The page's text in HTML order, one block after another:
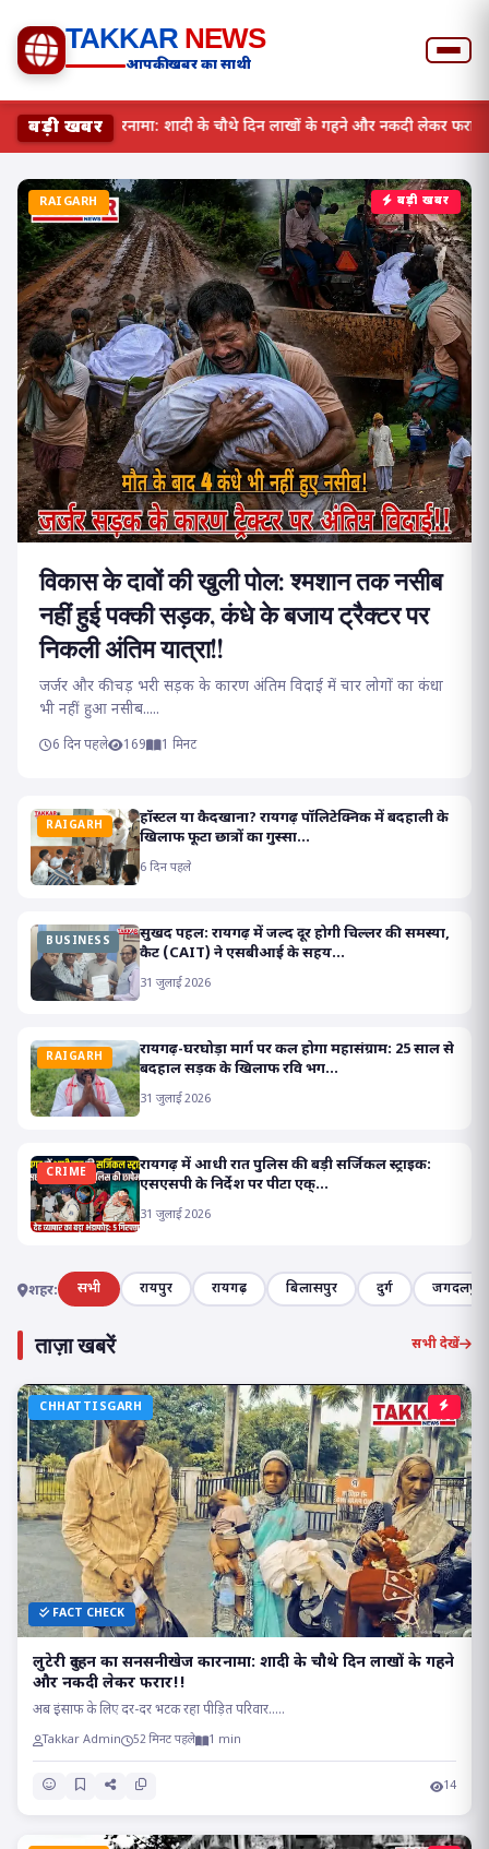
TAKKAR NEWS
आपकी खबर का साथी
बड़ी खबरलुटेरी दुल्हन का सनसनीखेज कारनामा: शादी के चौथे दिन लाखों के गहने
बड़ी खबर
RAIGARH
विकास के दावों की खुली पोल: श्मशान तक नसीब
नहीं हुई पक्की सड़क, कंधे के बजाय ट्रैक्टर पर
निकली अंतिम यात्रा!!
जर्जर और कीचड़ भरी सड़क के कारण अंतिम विदाई में चार लोगों का कंधा
भी नहीं हुआ नसीब.....
6 दिन पहले 169 1 मिनट
RAIGARH
हॉस्टल या कैदखाना? रायगढ़ पॉलिटेक्निक में बदहाली के
खिलाफ फूटा छात्रों का गुस्सा...
6 दिन पहले
BUSINESS
सुखद पहल: रायगढ़ में जल्द दूर होगी चिल्लर की समस्या,
कैट (CAIT) ने एसबीआई के सहय...
31 जुलाई 2026
RAIGARH
रायगढ़-घरघोड़ा मार्ग पर कल होगा महासंग्राम: 25 साल से
बदहाल सड़क के खिलाफ रवि भग...
31 जुलाई 2026
CRIME
रायगढ़ में आधी रात पुलिस की बड़ी सर्जिकल स्ट्राइक:
एसएसपी के निर्देश पर पीटा एक्...
31 जुलाई 2026
शहर: सभी रायपुर रायगढ़ बिलासपुर दुर्ग जगदलपुर
ताज़ा खबरें सभी देखें
CHHATTISGARH
FACT CHECK
लुटेरी दुल्हन का सनसनीखेज कारनामा: शादी के चौथे दिन लाखों के गहने
और नकदी लेकर फरार!!
अब इंसाफ के लिए दर-दर भटक रहा पीड़ित परिवार.....
Takkar Admin 52 मिनट पहले 1 min
14